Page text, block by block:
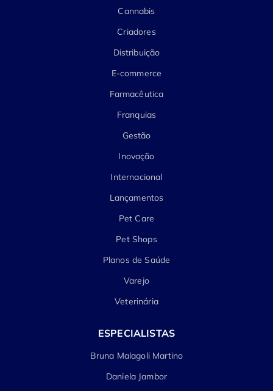
Cannabis
Criadores
Distribuição
E-commerce
Farmacêutica
Franquias
Gestão
Inovação
Internacional
Lançamentos
Pet Care
Pet Shops
Planos de Saúde
Varejo
Veterinária
ESPECIALISTAS
Bruna Malagoli Martino
Daniela Jambor